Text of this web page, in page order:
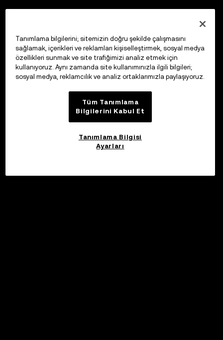
Tanımlama bilgilerini; sitemizin doğru şekilde çalışmasını
sağlamak, içerikleri ve reklamları kişiselleştirmek, sosyal medya
özellikleri sunmak ve site trafiğimizi analiz etmek için
kullanıyoruz. Aynı zamanda site kullanımınızla ilgili bilgileri;
sosyal medya, reklamcılık ve analiz ortaklarımızla paylaşıyoruz.
Tüm Tanımlama
Bilgilerini Kabul Et
Tanımlama Bilgisi
Ayarları